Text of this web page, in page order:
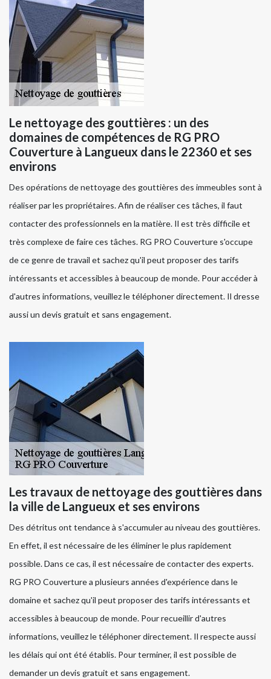
Le nettoyage des gouttières : un des
domaines de compétences de RG PRO
Couverture à Langueux dans le 22360 et ses
environs
Des opérations de nettoyage des gouttières des immeubles sont à
réaliser par les propriétaires. Afin de réaliser ces tâches, il faut
contacter des professionnels en la matière. Il est très difficile et
très complexe de faire ces tâches. RG PRO Couverture s'occupe
de ce genre de travail et sachez qu'il peut proposer des tarifs
intéressants et accessibles à beaucoup de monde. Pour accéder à
d'autres informations, veuillez le téléphoner directement. Il dresse
aussi un devis gratuit et sans engagement.
Les travaux de nettoyage des gouttières dans
la ville de Langueux et ses environs
Des détritus ont tendance à s'accumuler au niveau des gouttières.
En effet, il est nécessaire de les éliminer le plus rapidement
possible. Dans ce cas, il est nécessaire de contacter des experts.
RG PRO Couverture a plusieurs années d'expérience dans le
domaine et sachez qu'il peut proposer des tarifs intéressants et
accessibles à beaucoup de monde. Pour recueillir d'autres
informations, veuillez le téléphoner directement. Il respecte aussi
les délais qui ont été établis. Pour terminer, il est possible de
demander un devis gratuit et sans engagement.